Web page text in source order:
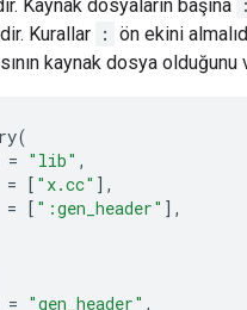
Kaynak dosyaların başına :
Kurallar : ön ekini
kaynak dosya olduğunu
(
= "lib" ,
= [ "x.cc" ],
= [ ":gen_header" ],
= "gen_header" ,